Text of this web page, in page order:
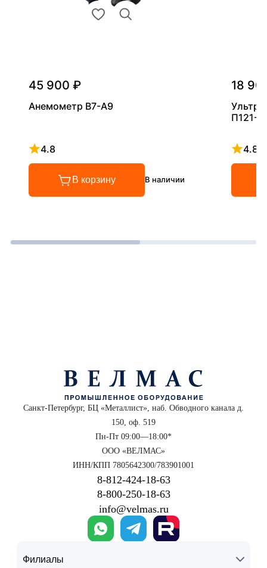
45 900 ₽
Анемометр В7-А9
4.8
Рейтинг 4.8 из 5
В корзину В наличии
18
П121-
4.8
Санкт-Петербург, БЦ «Металлист», наб. Обводного канала д.
150, оф. 519
Пн-Пт 09:00—18:00*
ООО «ВЕЛМАС»
ИНН/КПП 7805642300/783901001
8‑812‑424‑18‑63
8‑800‑250‑18‑63
info@velmas.ru
Филиалы